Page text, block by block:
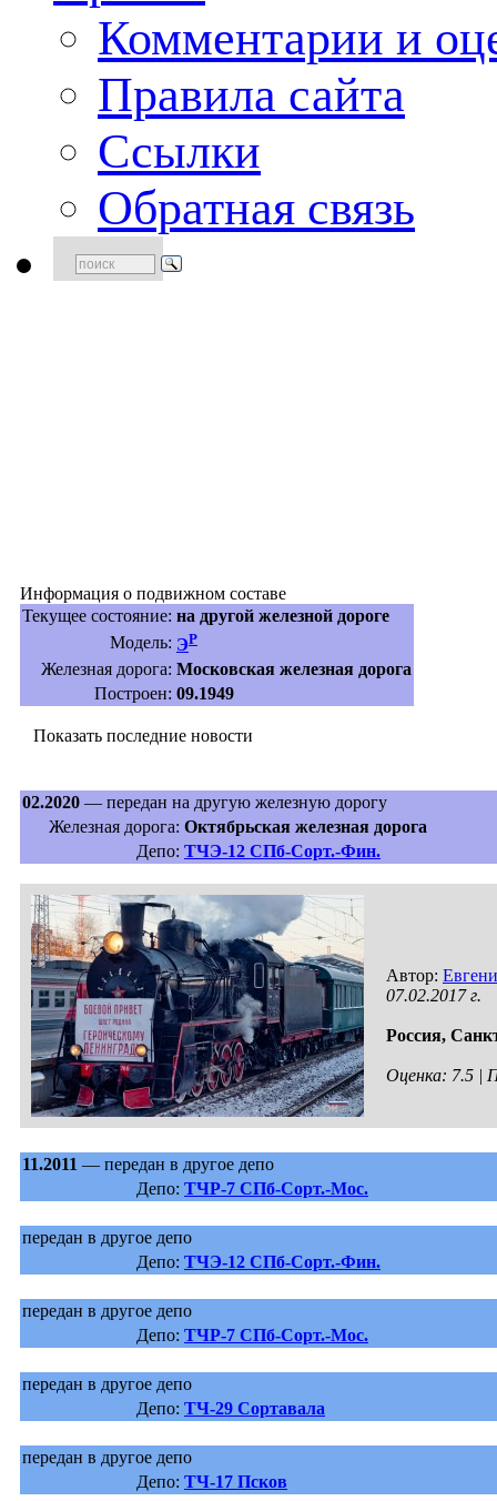
Комментарии и
Правила сайта
Ссылки
Обратная связь
Информация о подвижном составе
Текущее состояние: на другой железной дороге
Модель: ЭР
Железная дорога: Московская железная дорога
Построен: 09.1949
Показать последние новости
02.2020 — передан на другую железную дорогу
Железная дорога: Октябрьская железная дорога
Депо: ТЧЭ-12 СПб-Сорт.-Фин.
Автор:
07.02.2017 г.
Россия,
Оценка: 7.5 |
11.2011 — передан в другое депо
Депо: ТЧР-7 СПб-Сорт.-Мос.
передан в другое депо
Депо: ТЧЭ-12 СПб-Сорт.-Фин.
передан в другое депо
Депо: ТЧР-7 СПб-Сорт.-Мос.
передан в другое депо
Депо: ТЧ-29 Сортавала
передан в другое депо
Депо: ТЧ-17 Псков